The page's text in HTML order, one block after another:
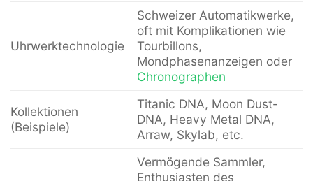
Uhrwerktechnologie
Schweizer Automatikwerke,
oft mit Komplikationen wie
Tourbillons,
Mondphasenanzeigen oder
Chronographen
Kollektionen
(Beispiele)
Titanic DNA, Moon Dust-
DNA, Heavy Metal DNA,
Arraw, Skylab, etc.
Vermögende Sammler,
Enthusiasten des